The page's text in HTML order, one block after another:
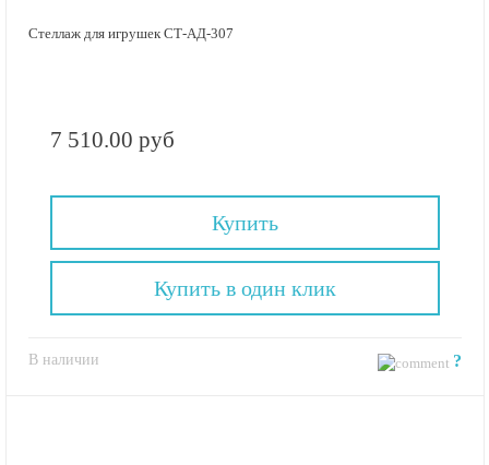
Стеллаж для игрушек СТ-АД-307
7 510.00 руб
Купить
В наличии ?
Купить в один клик